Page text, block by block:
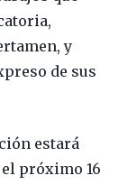
y
de sus
estará
el próximo 16